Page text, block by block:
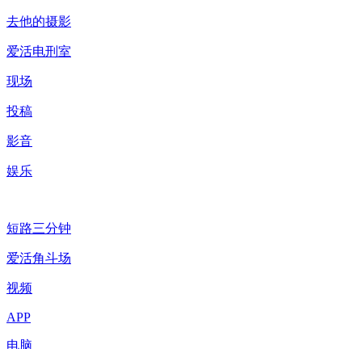
去他的摄影
爱活电刑室
现场
投稿
影音
娱乐
短路三分钟
爱活角斗场
视频
APP
电脑